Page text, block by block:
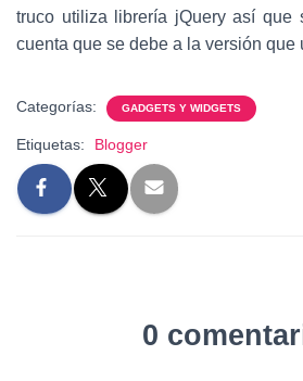
truco utiliza librería jQuery así que
cuenta que se debe a la versión que
Categorías: GADGETS Y WIDGETS
Etiquetas: Blogger
0